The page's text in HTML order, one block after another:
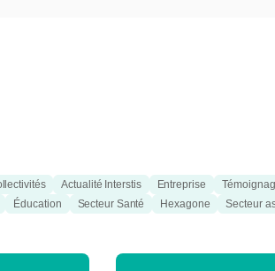
Actualité Interstis Entreprise
Éducation Secteur Santé Hexagone Secteur